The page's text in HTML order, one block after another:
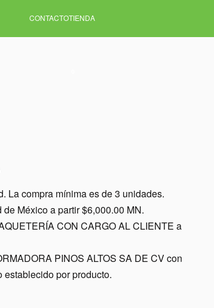
CONTACTOTIENDA
La compra mínima es de 3 unidades.
México a partir $6,000.00 MN.
CON CARGO AL CLIENTE a
PINOS ALTOS SA DE CV con
establecido por producto.